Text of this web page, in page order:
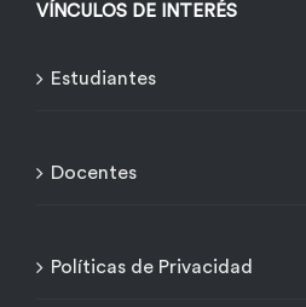
VÍNCULOS DE INTERÉS
Estudiantes
Docentes
Políticas de Privacidad